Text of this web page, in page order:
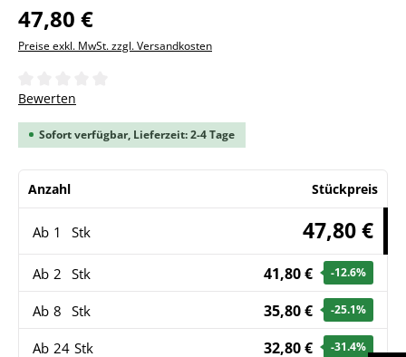
47,80 €
Preise exkl. MwSt. zzgl. Versandkosten
Durchschnittliche Bewertung von 0 von 5 Sternen
Bewerten
Sofort verfügbar, Lieferzeit: 2-4 Tage
Anzahl Stückpreis
Ab 1 Stk 47,80 €
Ab 2 Stk 41,80 € -12.6%
Ab 8 Stk 35,80 € -25.1%
Ab 24 Stk 32,80 € -31.4%